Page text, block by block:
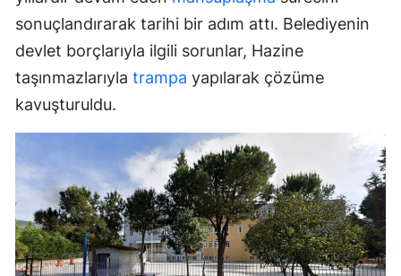
sonuçlandırarak tarihi bir adım attı. Belediyenin
devlet borçlarıyla ilgili sorunlar, Hazine
taşınmazlarıyla trampa yapılarak çözüme
kavuşturuldu.